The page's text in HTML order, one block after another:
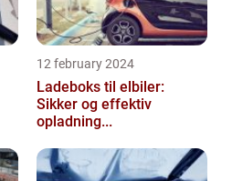
12 february 2024
Ladeboks til elbiler:
Sikker og effektiv
opladning...